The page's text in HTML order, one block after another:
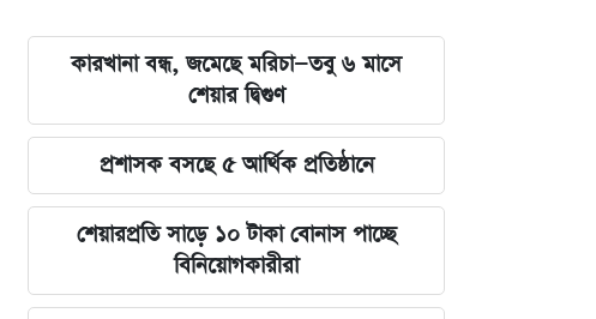
কারখানা বন্ধ, জমেছে মরিচা—তবু ৬ মাসে
শেয়ার দ্বিগুণ
প্রশাসক বসছে ৫ আর্থিক প্রতিষ্ঠানে
শেয়ারপ্রতি সাড়ে ১০ টাকা বোনাস পাচ্ছে
বিনিয়োগকারীরা